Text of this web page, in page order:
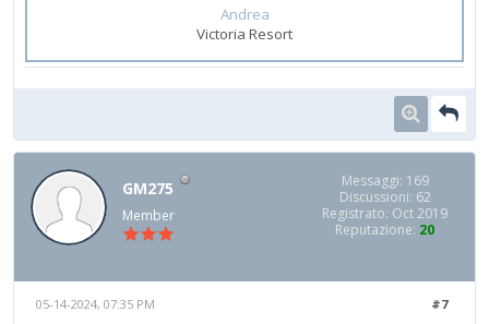
Andrea
Victoria Resort
GM275
Member
Messaggi: 169
Discussioni: 62
Registrato: Oct 2019
Reputazione: 20
#7
05-14-2024, 07:35 PM